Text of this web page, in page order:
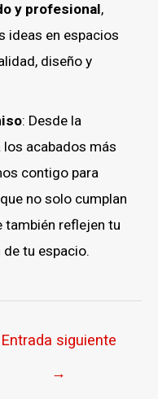
y profesional,
ideas en espacios
diseño y
: Desde la
acabados más
contigo para
que no solo cumplan
también reflejen tu
tu espacio.
Entrada siguiente
→